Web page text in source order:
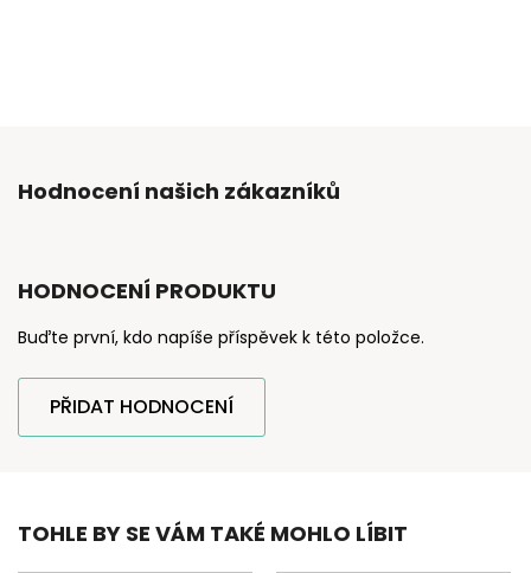
Hodnocení našich zákazníků
HODNOCENÍ PRODUKTU
Buďte první, kdo napíše příspěvek k této položce.
PŘIDAT HODNOCENÍ
TOHLE BY SE VÁM TAKÉ MOHLO LÍBIT